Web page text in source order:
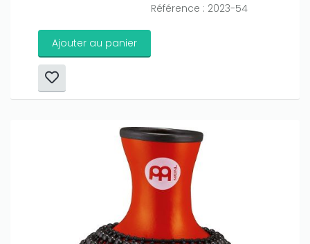
Référence : 2023-54
Ajouter au panier